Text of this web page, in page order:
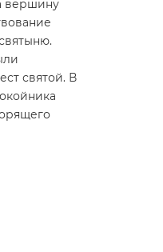
вершину
святой. В